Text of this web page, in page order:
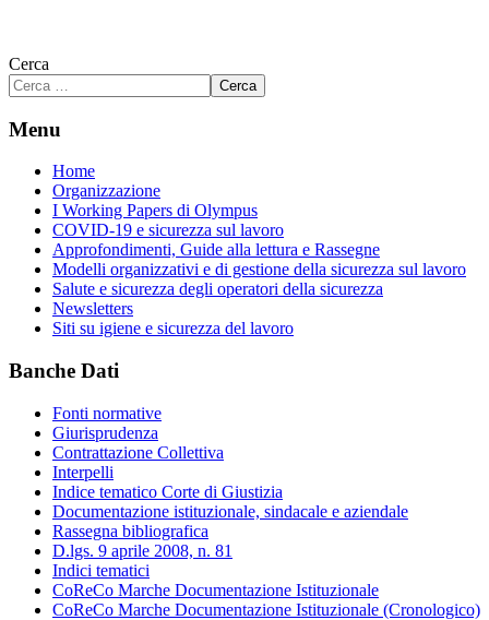
Cerca
Cerca
Menu
Home
Organizzazione
I Working Papers di Olympus
COVID-19 e sicurezza sul lavoro
Approfondimenti, Guide alla lettura e Rassegne
Modelli organizzativi e di gestione della sicurezza sul lavoro
Salute e sicurezza degli operatori della sicurezza
Newsletters
Siti su igiene e sicurezza del lavoro
Banche Dati
Fonti normative
Giurisprudenza
Contrattazione Collettiva
Interpelli
Indice tematico Corte di Giustizia
Documentazione istituzionale, sindacale e aziendale
Rassegna bibliografica
D.lgs. 9 aprile 2008, n. 81
Indici tematici
CoReCo Marche Documentazione Istituzionale
CoReCo Marche Documentazione Istituzionale (Cronologico)